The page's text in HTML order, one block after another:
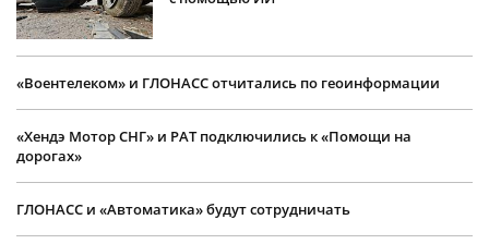
«Воентелеком» и ГЛОНАСС отчитались по геоинформации
«Хендэ Мотор СНГ» и РАТ подключились к «Помощи на
дорогах»
ГЛОНАСС и «Автоматика» будут сотрудничать